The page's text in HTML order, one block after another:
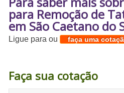
para Remoção de
em São Caetano do
Ligue paraou faça uma
Faça sua cotação